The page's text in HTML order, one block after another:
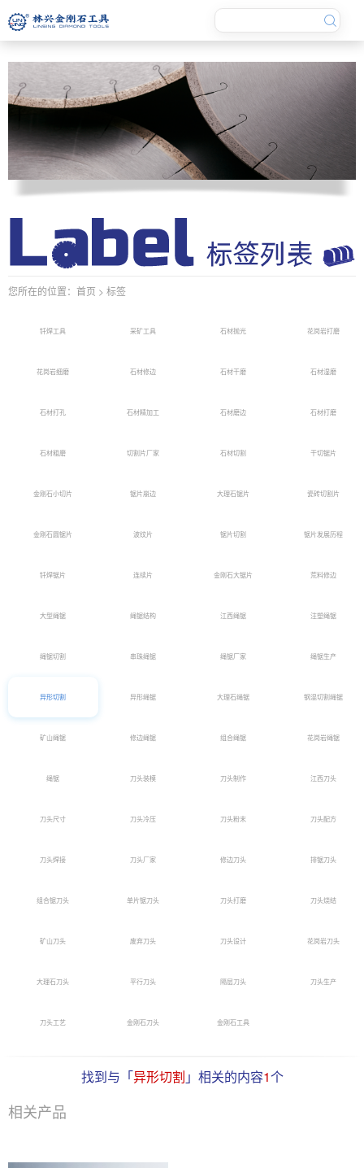
您所在的位置： 首页 > 标签
钎焊工具 采矿工具 石材抛光 花岗岩打磨
花岗岩细磨 石材修边 石材干磨 石材湿磨
石材打孔 石材精加工 石材磨边 石材打磨
石材粗磨 切割片厂家 石材切割 干切锯片
金刚石小切片 锯片崩边 大理石锯片 瓷砖切割片
金刚石圆锯片 波纹片 锯片切割 锯片发展历程
钎焊锯片 连续片 金刚石大锯片 荒料修边
大型绳锯 绳锯结构 江西绳锯 注塑绳锯
绳锯切割 串珠绳锯 绳锯厂家 绳锯生产
异形切割 异形绳锯 大理石绳锯 钢混切割绳锯
矿山绳锯 修边绳锯 组合绳锯 花岗岩绳锯
绳锯 刀头装模 刀头制作 江西刀头
刀头尺寸 刀头冷压 刀头粉末 刀头配方
刀头焊接 刀头厂家 修边刀头 排锯刀头
组合锯刀头 单片锯刀头 刀头打磨 刀头烧结
矿山刀头 废弃刀头 刀头设计 花岗岩刀头
大理石刀头 平行刀头 隔层刀头 刀头生产
刀头工艺 金刚石刀头 金刚石工具
找到与「异形切割 」相关的内容1个
相关产品